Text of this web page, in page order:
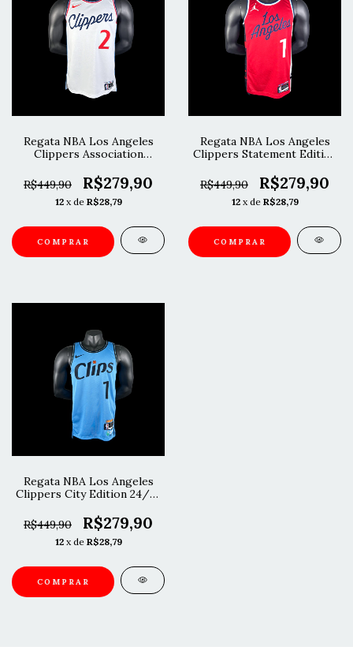
Regata NBA Los Angeles
Clippers Association
R$449,90
R$279,90
12 x de R$28,79
COMPRAR
Regata NBA Los Angeles
Clippers Statement Edition
R$449,90
R$279,90
12 x de R$28,79
COMPRAR
Regata NBA Los Angeles
Clippers City Edition 24/25
R$449,90
R$279,90
12 x de R$28,79
COMPRAR